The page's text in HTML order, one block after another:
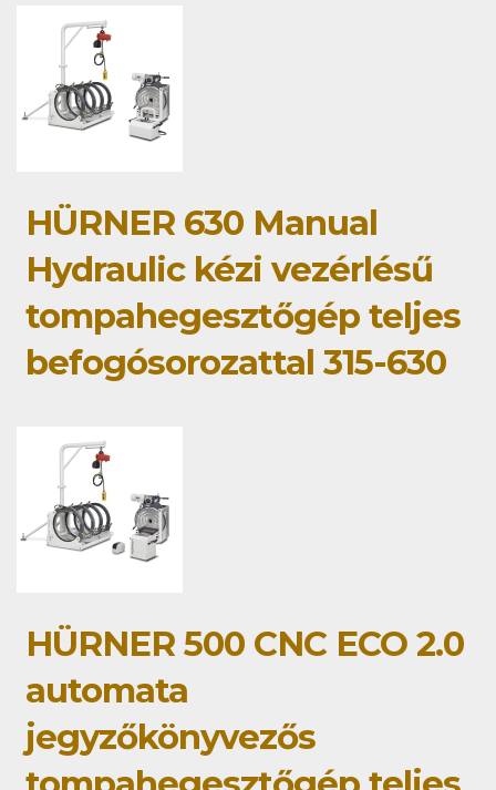
HÜRNER 630 Manual
Hydraulic kézi vezérlésű
tompahegesztőgép teljes
befogósorozattal 315-630
HÜRNER 500 CNC ECO 2.0
automata
jegyzőkönyvezős